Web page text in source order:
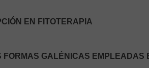
EN FITOTERAPIA
FORMAS GALÉNICAS EMPLEADAS